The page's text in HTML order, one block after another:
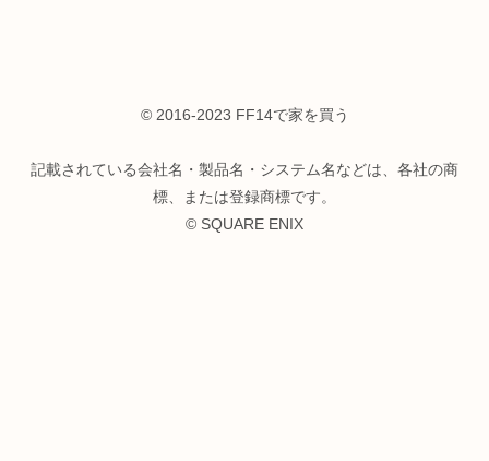
© 2016-2023 FF14で家を買う
記載されている会社名・製品名・システム名などは、各社の商
標、または登録商標です。
© SQUARE ENIX